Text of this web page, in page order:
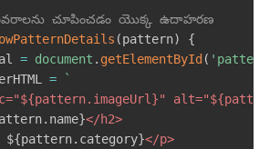
చూపించడం యొక్క ఉదాహరణ
(pattern)
{
= document . getElementById (
=
`
="${pattern. imageUrl }" alt="${
. name}</h2>
${pattern. category}</p>